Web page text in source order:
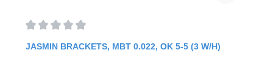
JASMIN BRACKETS, MBT 0.022, OK 5-5 (3 W/H)